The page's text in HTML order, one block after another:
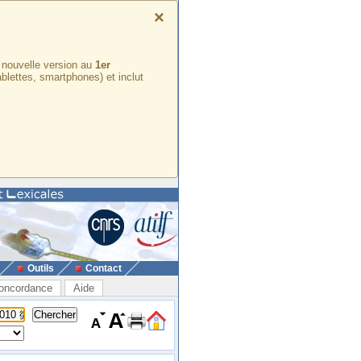
×
version au 1er
smartphones) et inclut
Outils Contact
Aide